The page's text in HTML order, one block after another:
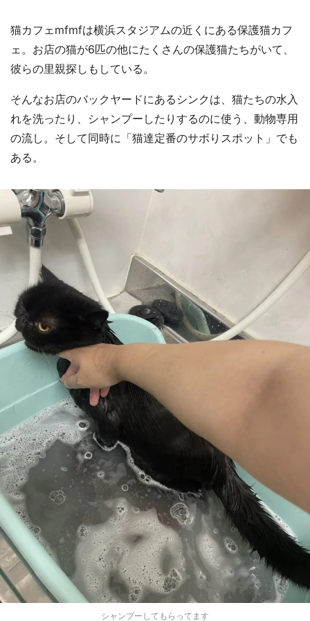
猫カフェmfmfは横浜スタジアムの近くにある保護猫カフ
ェ。お店の猫が6匹の他にたくさんの保護猫たちがいて、
彼らの里親探しもしている。
そんなお店のバックヤードにあるシンクは、猫たちの水入
れを洗ったり、シャンプーしたりするのに使う、動物専用
の流し。そして同時に「猫達定番のサボりスポット」でも
ある。
シャンプーしてもらってます